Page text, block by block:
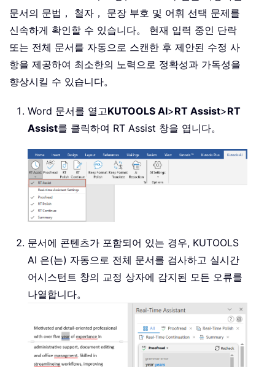
문서의 문법， 철자， 문장 부호 및 어휘 선택 문제를
신속하게 확인할 수 있습니다。 현재 입력 중인 단락
또는 전체 문서를 자동으로 스캔한 후 제안된 수정 사
항을 제공하여 최소한의 노력으로 정확성과 가독성을
향상시킬 수 있습니다。
Word 문서를 열고KUTOOLS AI>RT Assist>RT
Assist를 클릭하여 RT Assist 창을 엽니다。
문서에 콘텐츠가 포함되어 있는 경우, KUTOOLS
AI 은(는) 자동으로 전체 문서를 검사하고 실시간
어시스턴트 창의 교정 상자에 감지된 모든 오류를
나열합니다。